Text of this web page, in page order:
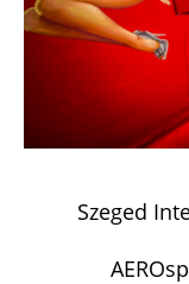
Szeged